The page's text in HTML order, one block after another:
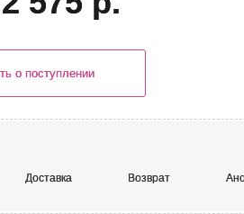
о поступлении
Доставка Возврат